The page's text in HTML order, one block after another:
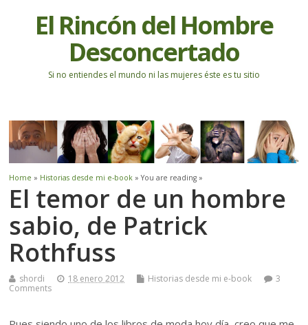
El Rincón del Hombre
Desconcertado
Si no entiendes el mundo ni las mujeres éste es tu sitio
Home » Historias desde mi e-book » You are reading »
El temor de un hombre
sabio, de Patrick
Rothfuss
shordi 18 enero 2012 Historias desde mi e-book
3
Comments